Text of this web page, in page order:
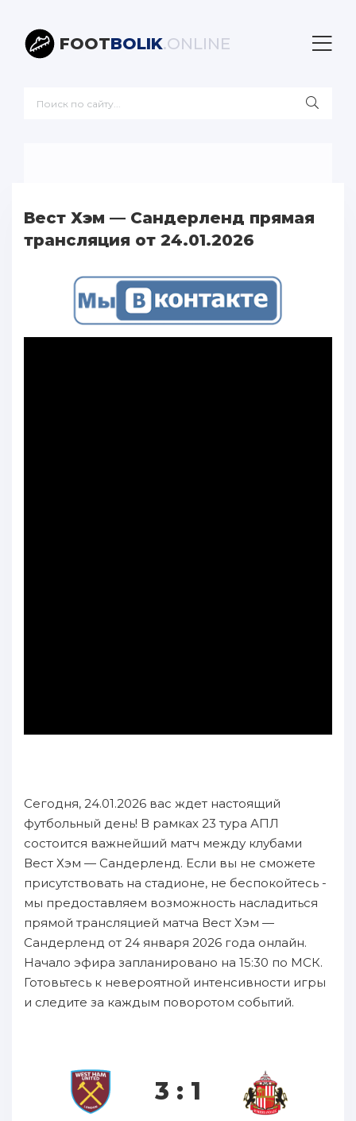
FOOTBOLIK.ONLINE
Вест Хэм — Сандерленд прямая
трансляция от 24.01.2026
Сегодня, 24.01.2026 вас ждет настоящий
футбольный день! В рамках 23 тура АПЛ
состоится важнейший матч между клубами
Вест Хэм — Сандерленд. Если вы не сможете
присутствовать на стадионе, не беспокойтесь -
мы предоставляем возможность насладиться
прямой трансляцией матча Вест Хэм —
Сандерленд от 24 января 2026 года онлайн.
Начало эфира запланировано на 15:30 по МСК.
Готовьтесь к невероятной интенсивности игры
и следите за каждым поворотом событий.
3 : 1